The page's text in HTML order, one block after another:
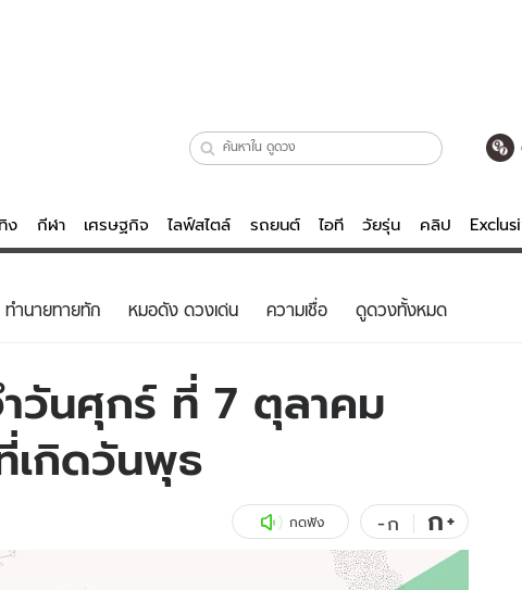
ง กีฬา เศรษฐกิจ ไลฟ์สไตล์ รถยนต์ ไอที วัยรุ่น คลิป
- ตรวจหวย
ยไทย
ว
ไลฟ์สไตล์
วัยรุ่น
สุขภาพ
ดูทีวี
WeTV
ทํานายทายทัก หมอดัง ดวงเด่น ความเชื่อ ดูดวงทั้งหมด
วันศุกร์ ที่ 7 ตุลาคม
เกิดวันพุธ
กดฟัง -ก ก+